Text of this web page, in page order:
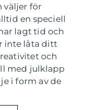
väljer för
en speciell
lagt tid och
inte låta ditt
och
med julklapp
i form av de